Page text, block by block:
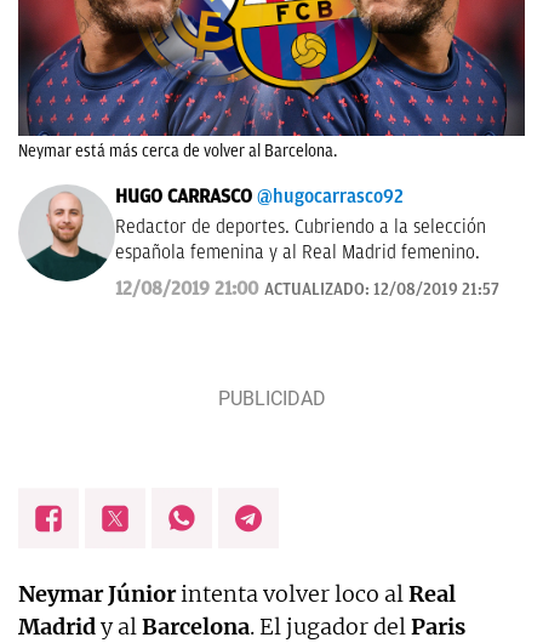
Neymar está más cerca de volver al Barcelona.
HUGO CARRASCO @hugocarrasco92
Redactor de deportes. Cubriendo a la selección
española femenina y al Real Madrid femenino.
12/08/2019 21:00 ACTUALIZADO: 12/08/2019 21:57
Neymar Júniorintenta volver loco alReal
Madridy alBarcelona. El jugador delParis